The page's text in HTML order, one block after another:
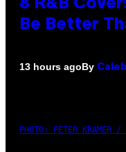
8 R&B
Be Better
13 hours agoBy
PHOTO: PETER KRAMER /